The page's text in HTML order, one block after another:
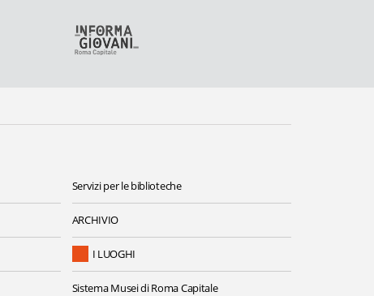
Servizi per le biblioteche
ARCHIVIO
I LUOGHI
Sistema Musei di Roma Capitale